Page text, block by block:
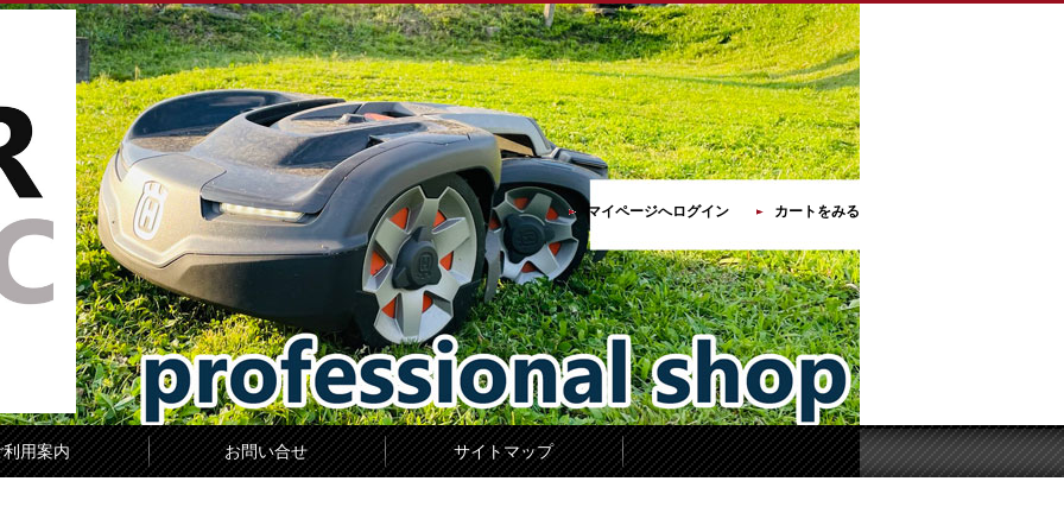
マイページへログイン カートをみる
利用案内 お問い合せ サイトマップ